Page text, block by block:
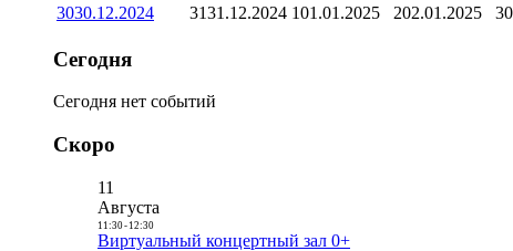
3030.12.2024 3131.12.2024 101.01.2025 202.01.2025 3
Сегодня
Сегодня нет событий
Скоро
11
Августа
11:30- 12:30
Виртуальный концертный зал 0+